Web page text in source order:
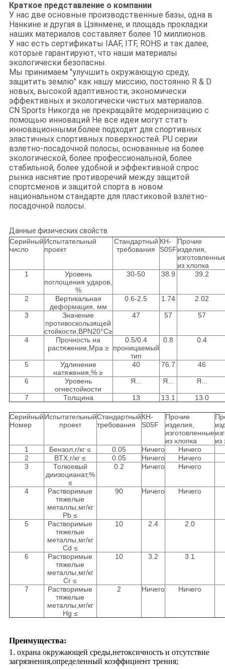
Краткое представление о компании
У нас две основные производственные базы, одна в
Нанкине и другая в Цзянмене, и площадь прокладки
наших материалов составляет более 10 миллионов.
У нас есть сертификаты IAAF, ITF, ROHS и так далее,
которые гарантируют, что наши материалы
экологически безопасны.
Мы принимаем "улучшить окружающую среду,
защитить землю" как нашу миссию, постоянно R & D
новых, высокой адаптивности, экономически
эффективных и экологически чистых материалов.
CN Sports Никогда не прекращайте модернизацию с
помощью инноваций Не все идеи могут стать
инновационными.более подходит для спортивных
эластичных спортивных поверхностей. PU серии
взлетно-посадочной полосы, основанные на более
экологической, более профессиональной, более
стабильной, более удобной и эффективной спрос
рынка наснятие противоречий между защитой
спортсменов и защитой спорта в новом
национальном стандарте для пластиковой взлетно-
посадочной полосы.
Данные физических свойств
Серийный
число
Испытательный
проект
Стандартный
требования
КН-
S05F
Прочие
изделия,
из хлопка
1
Уровень
поглощения ударов,
%
30-50 38.9 39.2
2
Вертикальная
деформация, мм
0.6-2.5 1.74 2.02
3
Значение
противоскользящей
стойкости,BPN20°C≥
47 57 57
4
Прочность на
растяжение,Mpa ≥
0.5/0.4
проницаемый
тип
0.8 0.4
5
Удлинение
натяжения,% ≥
40 76.7 46
6
Уровень
огнестойкости
Я... Я... Я...
7 Толщина 13 13.1 13.0
Серийный
Номер
Испытательный
проект
Стандартный
требования
КН-
S05F
Прочие
изделия,
изготовленные
из хлопка
из
1
Бензол,г/кг ≤ 0.05 Ничего
Ничего
2
BTX,г/кг ≤ 0.05 Ничего
Ничего
3
Толюевый
диизоцианат,%
≤
0.2 Ничего Ничего
4
Растворимые
тяжелые
металлы,мг/кг
Pb ≤
90 Ничего Ничего
5
Растворимые
тяжелые
металлы,мг/кг
Cd ≤
10 2.4 2.0
6
Растворимые
тяжелые
металлы,мг/кг
Cr ≤
10 3.2 3.1
7
Растворимые
тяжелые
металлы,мг/кг
Hg ≤
2 Ничего Ничего
Преимущества:
1. охрана окружающей среды,нетоксичность и отсутствие
загрязнения,определенный коэффициент трения;